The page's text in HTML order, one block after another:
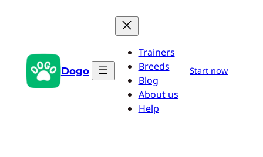
Dogo
Trainers
Breeds
Blog
About us
Help
Start now